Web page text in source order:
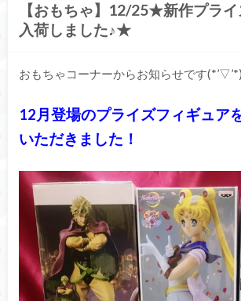
【おもちゃ】12/25★新作プラ
入荷しました♪★
おもちゃコーナーからお知らせです(*’▽’*)
12月登場のプライズフィギュア
いただきました！